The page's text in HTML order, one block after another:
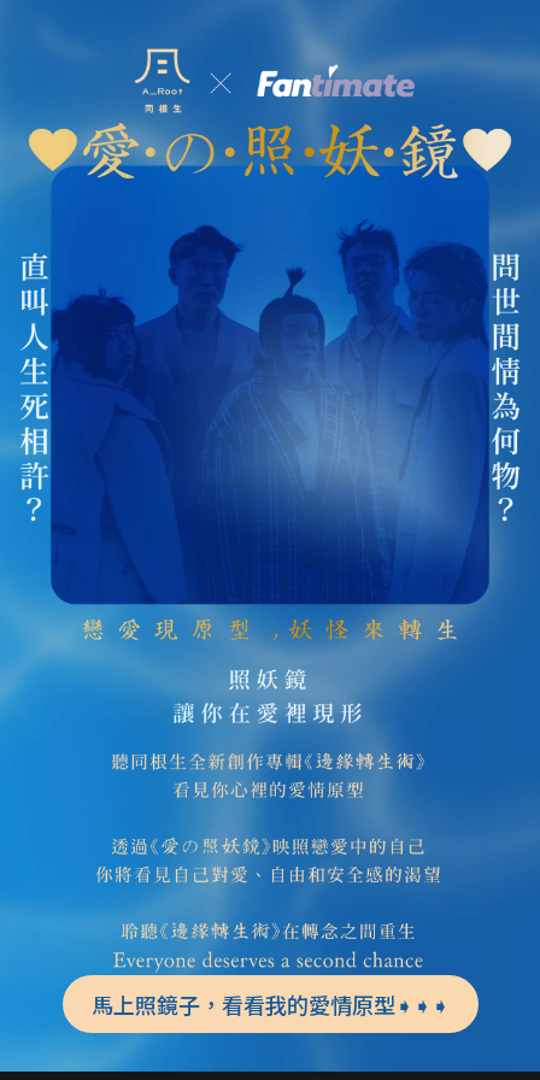
馬上照鏡子，看看我的愛情原型➧➧➧